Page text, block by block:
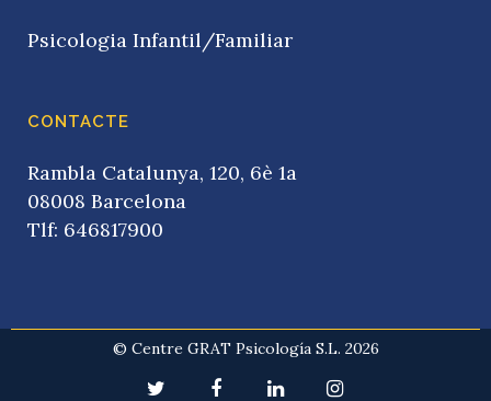
Psicologia Infantil/Familiar
CONTACTE
Rambla Catalunya, 120, 6è 1a
08008 Barcelona
Tlf: 646817900
© Centre GRAT Psicología S.L. 2026